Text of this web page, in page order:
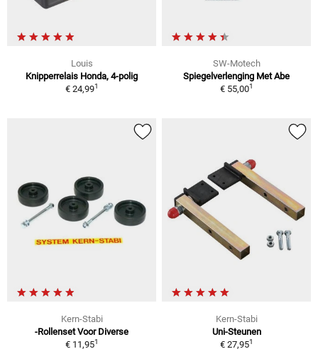
Louis
Knipperrelais Honda, 4-polig
€ 24,991
SW-Motech
Spiegelverlenging Met Abe
€ 55,001
Kern-Stabi
-Rollenset Voor Diverse
€ 11,951
Kern-Stabi
Uni-Steunen
€ 27,951